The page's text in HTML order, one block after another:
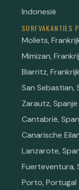
Indonesië
SURFVAKANTIES
Moliets,
Mimizan,
Biarritz, Frankrijk
San Sebastian,
Zarautz, Spanje
Cantabrië,
Canarische
Lanzarote,
Fuerteventura,
Porto, Portugal